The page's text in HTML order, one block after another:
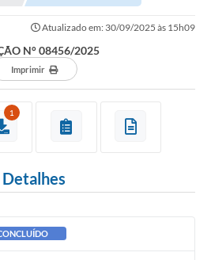
Atualizado em: 30/09/2025 às 15h09
N° 08456/2025
Imprimir
1
Detalhes